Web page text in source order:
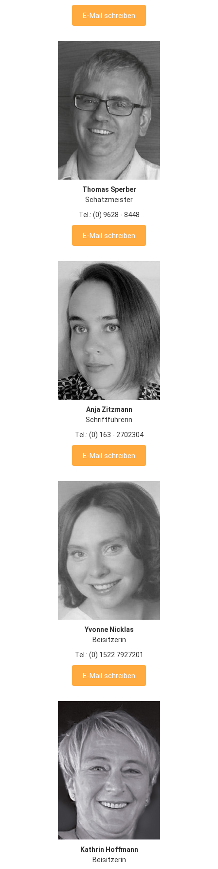
E-Mail schreiben
Thomas Sperber
Schatzmeister
Tel.: (0) 9628 - 8448
E-Mail schreiben
Anja Zitzmann
Schriftführerin
Tel.: (0) 163 - 2702304
E-Mail schreiben
Yvonne Nicklas
Beisitzerin
Tel.: (0) 1522 7927201
E-Mail schreiben
Kathrin Hoffmann
Beisitzerin